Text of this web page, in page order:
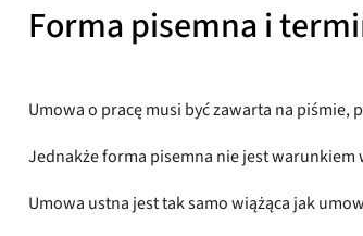
Forma pisemna i
Umowa o pracę musi być zawarta na piśmie,
Jednakże forma pisemna nie jest warunkiem
Umowa ustna jest tak samo wiążąca jak